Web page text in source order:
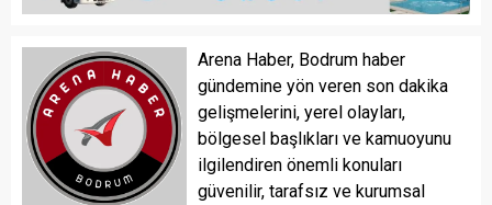
Arena Haber, Bodrum haber
gündemine yön veren son dakika
gelişmelerini, yerel olayları,
bölgesel başlıkları ve kamuoyunu
ilgilendiren önemli konuları
güvenilir, tarafsız ve kurumsal